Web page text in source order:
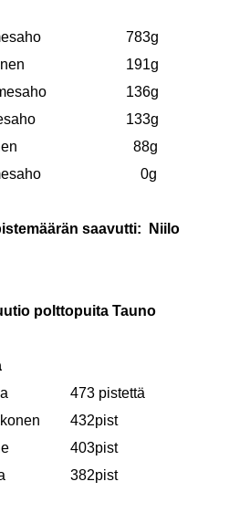
783g
191g
136g
133g
88g
0g
saavutti: Niilo
polttopuita Tauno
473 pistettä
432pist
403pist
382pist